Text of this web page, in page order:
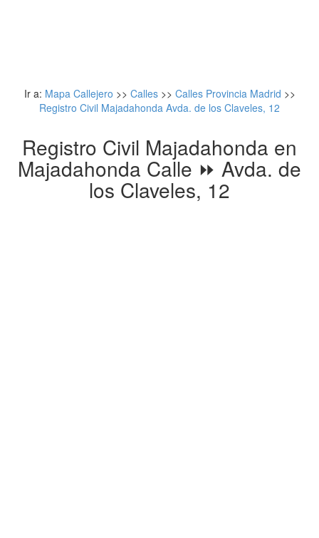
Ir a: Mapa Callejero >> Calles >> Calles Provincia Madrid >>
Registro Civil Majadahonda Avda. de los Claveles, 12
Registro Civil Majadahonda en
Majadahonda Calle ⏩ Avda. de
los Claveles, 12